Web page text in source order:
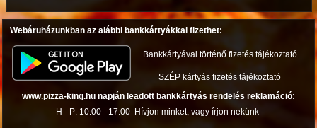
Webáruházunkban az alábbi bankkártyákkal fizethet:
Bankkártyával történő fizetés tájékoztató
SZÉP kártyás fizetés tájékoztató
www.pizza-king.hu napján leadott bankkártyás rendelés reklamáció:
H - P: 10:00 - 17:00 Hívjon minket, vagy írjon nekünk